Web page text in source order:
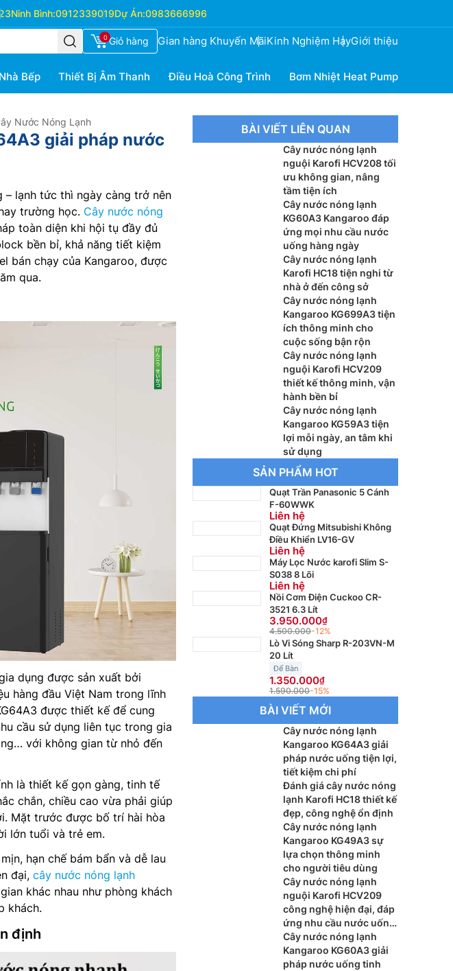
Ninh Bình:0912339019Dự Án:0983666996
0 Giỏ hàng Gian hàng Khuyến MãiKinh Nghiệm HayGiới thiệu
Bếp Thiết Bị Âm Thanh Điều Hoà Công Trình Bơm Nhiệt Heat Pump
Nước Nóng Lạnh
giải pháp nước
– lạnh tức thì ngày càng trở nên
trường học. Cây nước nóng
toàn diện khi hội tụ đầy đủ
bền bỉ, khả năng tiết kiệm
bán chạy của Kangaroo, được
qua.
dụng được sản xuất bởi
hàng đầu Việt Nam trong lĩnh
được thiết kế để cung
cầu sử dụng liên tục trong gia
với không gian từ nhỏ đến
là thiết kế gọn gàng, tinh tế
chắn, chiều cao vừa phải giúp
Mặt trước được bố trí hài hòa
lớn tuổi và trẻ em.
hạn chế bám bẩn và dễ lau
đại, cây nước nóng lạnh
khác nhau như phòng khách
khách.
định
BÀI VIẾT LIÊN QUAN
Cây nước nóng lạnh
nguội Karofi HCV208 tối
ưu không gian, nâng
tầm tiện ích
Cây nước nóng lạnh
KG60A3 Kangaroo đáp
ứng mọi nhu cầu nước
uống hàng ngày
Cây nước nóng lạnh
Karofi HC18 tiện nghi từ
nhà ở đến công sở
Cây nước nóng lạnh
Kangaroo KG699A3 tiện
ích thông minh cho
cuộc sống bận rộn
Cây nước nóng lạnh
nguội Karofi HCV209
thiết kế thông minh, vận
hành bền bỉ
Cây nước nóng lạnh
Kangaroo KG59A3 tiện
lợi mỗi ngày, an tâm khi
sử dụng
SẢN PHẨM HOT
Quạt Trần Panasonic 5 Cánh
F-60WWK
Liên hệ
Quạt Đứng Mitsubishi Không
Điều Khiển LV16-GV
Liên hệ
Máy Lọc Nước karofi Slim S-
S038 8 Lõi
Liên hệ
Nồi Cơm Điện Cuckoo CR-
3521 6.3 Lít
3.950.000
4.500.000-12%
Lò Vi Sóng Sharp R-203VN-M
20 Lít
Để Bàn
1.350.000
1.590.000-15%
BÀI VIẾT MỚI
Cây nước nóng lạnh
Kangaroo KG64A3 giải
pháp nước uống tiện lợi,
tiết kiệm chi phí
Đánh giá cây nước nóng
lạnh Karofi HC18 thiết kế
đẹp, công nghệ ổn định
Cây nước nóng lạnh
Kangaroo KG49A3 sự
lựa chọn thông minh
cho người tiêu dùng
Cây nước nóng lạnh
nguội Karofi HCV209
công nghệ hiện đại, đáp
ứng nhu cầu nước uống
mỗi ngày
Cây nước nóng lạnh
Kangaroo KG60A3 giải
pháp nước uống tinh